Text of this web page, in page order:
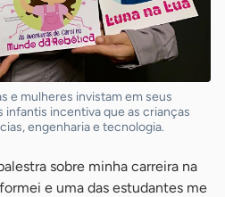
e mulheres invistam em seus
infantis incentiva que as crianças
engenharia e tecnologia.
sobre minha carreira na
e uma das estudantes me